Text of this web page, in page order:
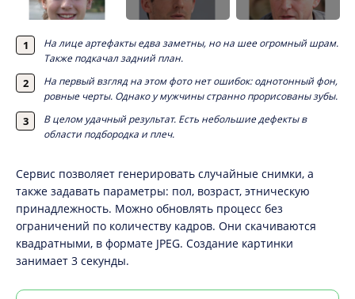
На лице артефакты едва заметны, но на шее огромный шрам.
Также подкачал задний план.
На первый взгляд на этом фото нет ошибок: однотонный фон,
ровные черты. Однако у мужчины странно прорисованы зубы.
В целом удачный результат. Есть небольшие дефекты в
области подбородка и плеч.
Сервис позволяет генерировать случайные снимки, а
также задавать параметры: пол, возраст, этническую
принадлежность. Можно обновлять процесс без
ограничений по количеству кадров. Они скачиваются
квадратными, в формате JPEG. Создание картинки
занимает 3 секунды.